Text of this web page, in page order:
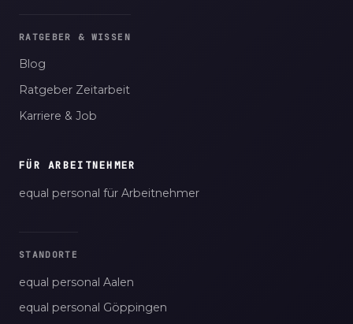
RATGEBER & WISSEN
Blog
Ratgeber Zeitarbeit
Karriere & Job
FÜR ARBEITNEHMER
equal personal für Arbeitnehmer
STANDORTE
equal personal Aalen
equal personal Göppingen